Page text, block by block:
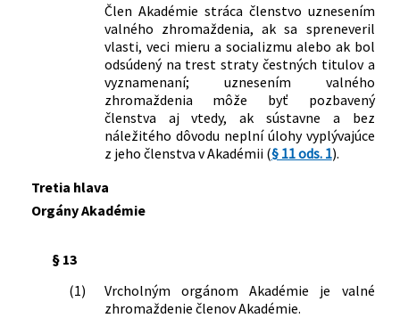
Člen Akadémie stráca členstvo uznesením
valného zhromaždenia, ak sa spreneveril
vlasti, veci mieru a socializmu alebo ak bol
odsúdený na trest straty čestných titulov a
vyznamenaní; uznesením valného
zhromaždenia môže byť pozbavený
členstva aj vtedy, ak sústavne a bez
náležitého dôvodu neplní úlohy vyplývajúce
z jeho členstva v Akadémii (§ 11 ods. 1).
Tretia hlava
Orgány Akadémie
§ 13
(1)
Vrcholným orgánom Akadémie je valné
zhromaždenie členov Akadémie.